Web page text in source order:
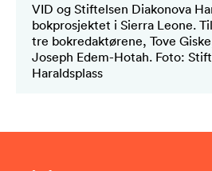
VID og Stiftelsen Diakonova
bokprosjektet i Sierra Leone.
tre bokredaktørene, Tove
Joseph Edem-Hotah. Foto:
Haraldsplass